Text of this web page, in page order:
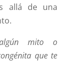
allá de una
mito o
que te